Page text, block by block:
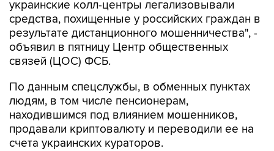
украинские колл-центры легализовывали
средства, похищенные у российских граждан в
результате дистанционного мошенничества", -
объявил в пятницу Центр общественных
связей (ЦОС) ФСБ.
По данным спецслужбы, в обменных пунктах
людям, в том числе пенсионерам,
находившимся под влиянием мошенников,
продавали криптовалюту и переводили ее на
счета украинских кураторов.